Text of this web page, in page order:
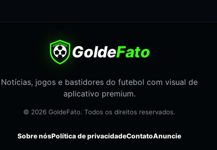
GoldeFato
Notícias, jogos e bastidores do futebol com visual de
aplicativo premium.
© 2026 GoldeFato. Todos os direitos reservados.
Sobre nósPolítica de privacidadeContatoAnuncie